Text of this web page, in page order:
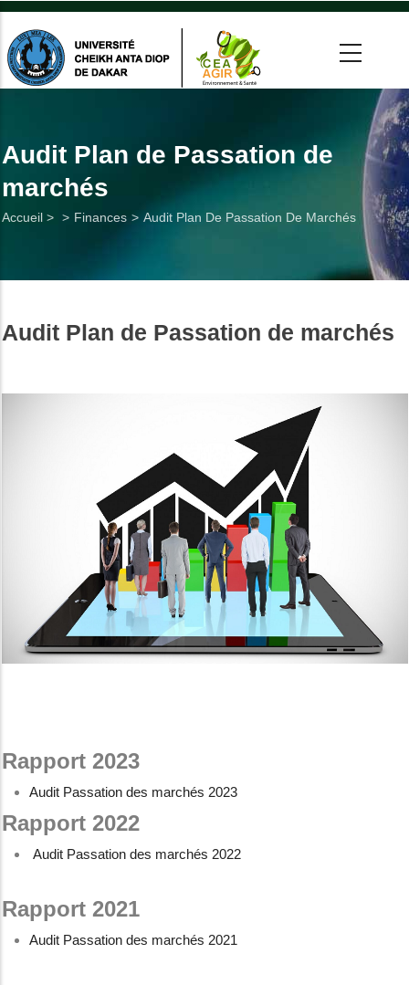
Aller
contenu
principal
Audit Plan de Passation de
marchés
Fil
Accueil > Finances Audit Plan De Passation De Marchés
Audit Plan de Passation de marchés
Rapport 2023
Audit Passation des marchés 2023
Rapport 2022
Audit Passation des marchés 2022
Rapport 2021
Audit Passation des marchés 2021